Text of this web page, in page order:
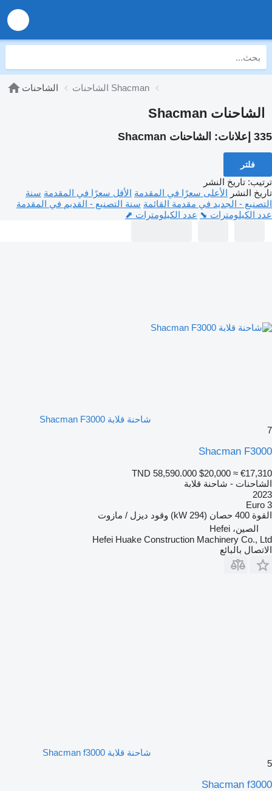
الشاحنات الشاحنات Shacman
الشاحنات Shacman
335 إعلانات: الشاحنات Shacman
فلتر
ترتيب: تاريخ النشر
تاريخ النشر الأعلى سعرًا في المقدمة الأقل سعرًا في المقدمة سنة
التصنيع - الجديد في مقدمة القائمة سنة التصنيع - القديم في المقدمة
عدد الكيلومترات ⬊ عدد الكيلومترات ⬈
شاحنة قلابة Shacman F3000
7
Shacman F3000
TND 58,590.000 $20,000 ≈ €17,310
الشاحنات - شاحنة قلابة
2023
Euro 3
القوة 400 حصان (294 kW) وقود ديزل / مازوت
الصين، Hefei
Hefei Huake Construction Machinery Co., Ltd
الاتصال بالبائع
شاحنة قلابة Shacman f3000
5
Shacman f3000